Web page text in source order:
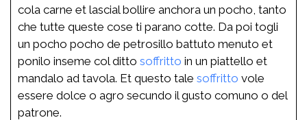
cola carne et lascial bollire anchora un pocho, tanto
che tutte queste cose ti parano cotte. Da poi togli
un pocho pocho de petrosillo battuto menuto et
ponilo inseme col ditto soffritto in un piattello et
mandalo ad tavola. Et questo tale soffritto vole
essere dolce o agro secundo il gusto comuno o del
patrone.